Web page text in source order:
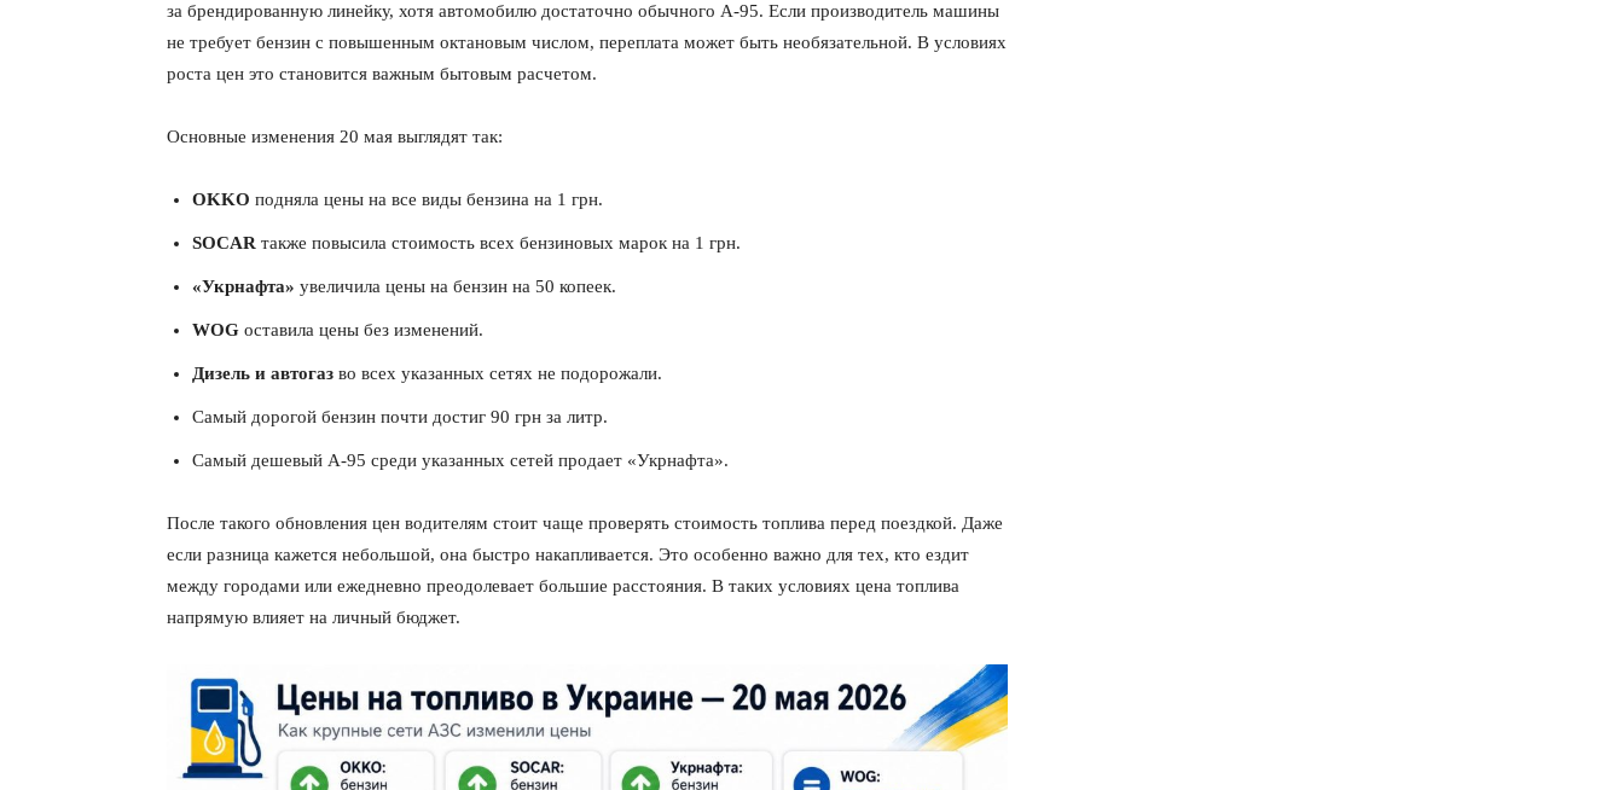
за брендированную линейку, хотя автомобилю достаточно обычного А-95. Если производитель машины
не требует бензин с повышенным октановым числом, переплата может быть необязательной. В условиях
роста цен это становится важным бытовым расчетом.
Основные изменения 20 мая выглядят так:
OKKO подняла цены на все виды бензина на 1 грн.
SOCAR также повысила стоимость всех бензиновых марок на 1 грн.
«Укрнафта» увеличила цены на бензин на 50 копеек.
WOG оставила цены без изменений.
Дизель и автогаз во всех указанных сетях не подорожали.
Самый дорогой бензин почти достиг 90 грн за литр.
Самый дешевый А-95 среди указанных сетей продает «Укрнафта».
После такого обновления цен водителям стоит чаще проверять стоимость топлива перед поездкой. Даже
если разница кажется небольшой, она быстро накапливается. Это особенно важно для тех, кто ездит
между городами или ежедневно преодолевает большие расстояния. В таких условиях цена топлива
напрямую влияет на личный бюджет.